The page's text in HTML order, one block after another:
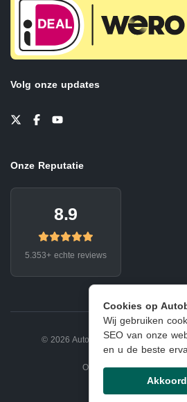
Cookies op
Wij gebruiken
SEO van onze
en u de beste
Akkoord
Volg onze updates
Onze Reputatie
8.9
5.353+ echte reviews
© 2026 Autobanden Prijsvechter.
Onderdeel van EJ Banden